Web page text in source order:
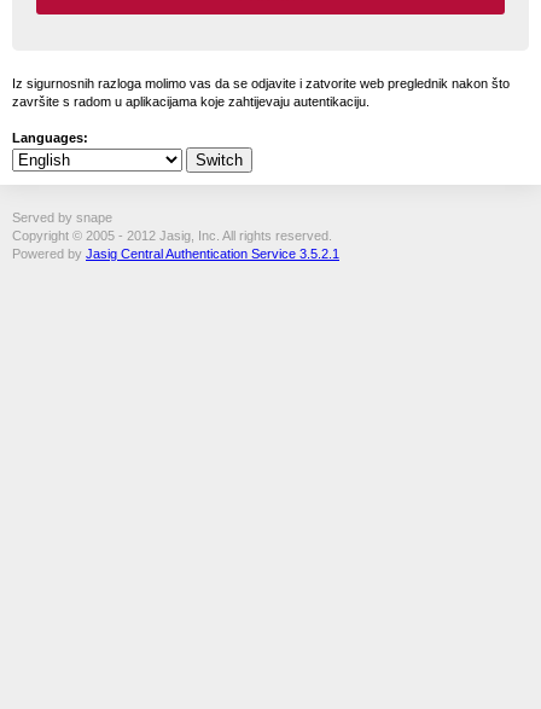
Iz sigurnosnih razloga molimo vas da se odjavite i zatvorite web preglednik nakon što
završite s radom u aplikacijama koje zahtijevaju autentikaciju.
Languages:
Served by snape
Copyright © 2005 - 2012 Jasig, Inc. All rights reserved.
Powered by Jasig Central Authentication Service 3.5.2.1